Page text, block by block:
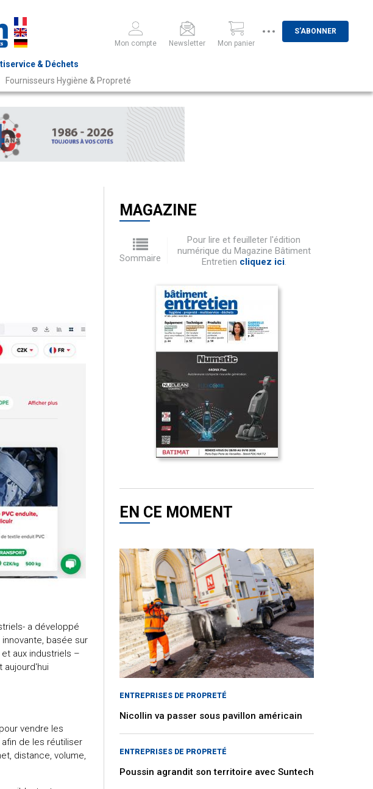
& Déchets
Mon compte Newsletter Mon panier
S'ABONNER
Fournisseurs Hygiène & Propreté
a développé
basée sur
aux industriels –
vendre les
de les réutiliser
distance, volume,
MAGAZINE
Sommaire
Pour lire et feuilleter l'édition
numérique du Magazine Bâtiment
Entretien cliquez ici.
EN CE MOMENT
ENTREPRISES DE PROPRETÉ
Nicollin va passer sous pavillon américain
ENTREPRISES DE PROPRETÉ
Poussin agrandit son territoire avec Suntech